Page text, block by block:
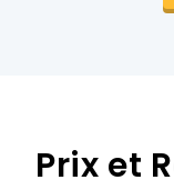
Prix et